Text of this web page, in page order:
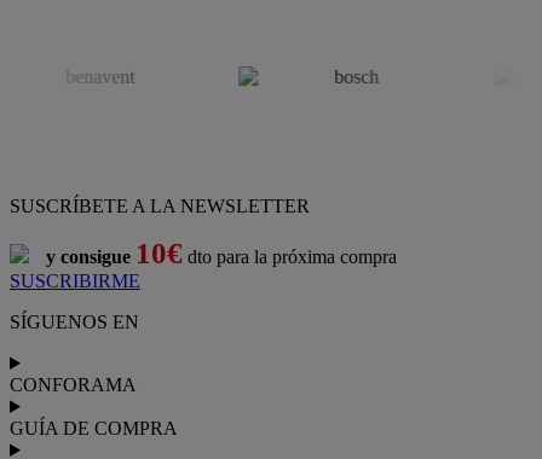
SUSCRÍBETE A LA NEWSLETTER
y consigue 10€ dto para la próxima compra
SUSCRIBIRME
SÍGUENOS EN
CONFORAMA
GUÍA DE COMPRA